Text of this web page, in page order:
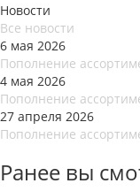
Новости
Все новости
6 мая 2026
Пополнение
4 мая 2026
Пополнение
27 апреля 2026
Пополнение
Ранее вы